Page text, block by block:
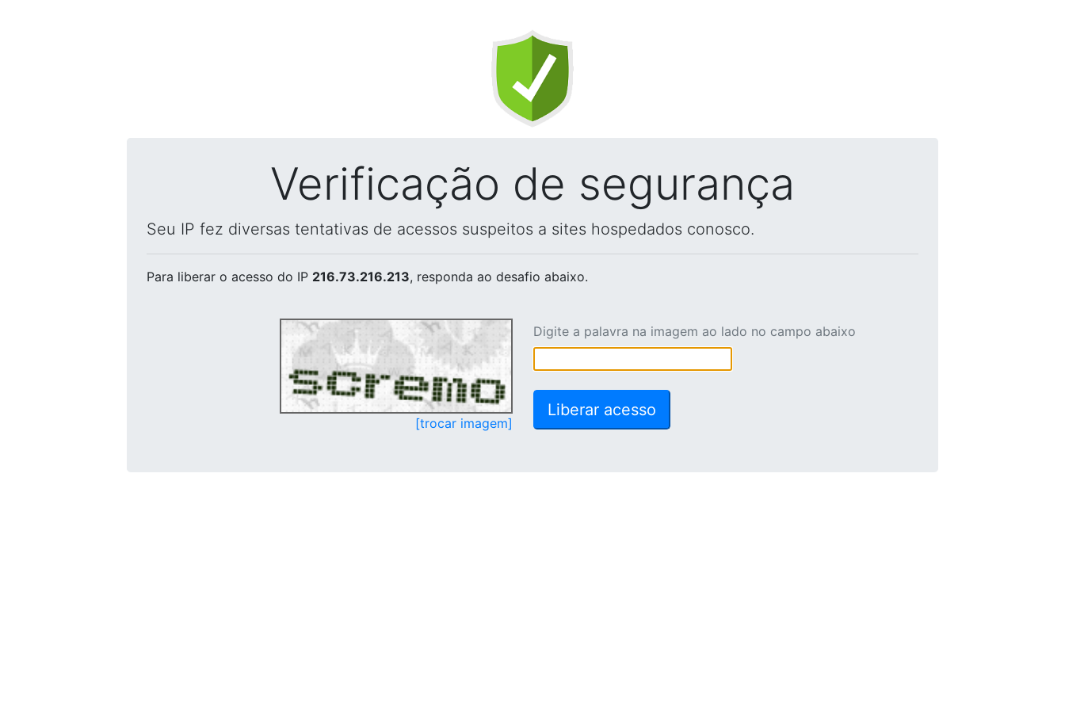
Verificação de segurança
Seu IP fez diversas tentativas de acessos suspeitos a sites hospedados conosco.
Para liberar o acesso do IP 216.73.216.213, responda ao desafio abaixo.
[trocar imagem]
Digite a palavra na imagem ao lado no campo abaixo